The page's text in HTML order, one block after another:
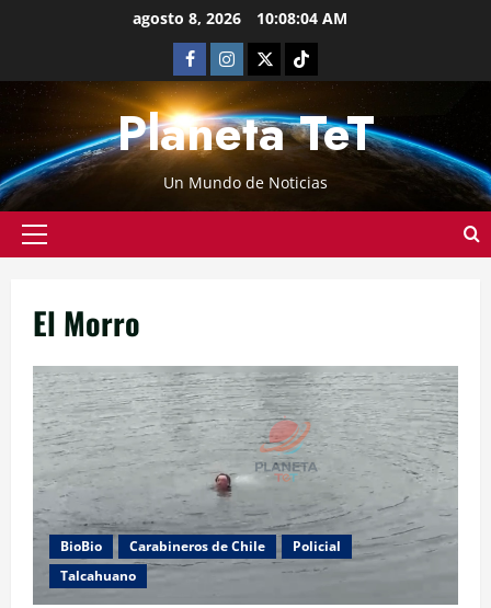
agosto 8, 2026 10:08:05 AM
Planeta TeT
Un Mundo de Noticias
El Morro
BioBio Carabineros de Chile
Policial
Talcahuano